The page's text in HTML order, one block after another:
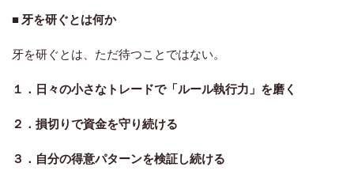
■ 牙を研ぐとは何か
牙を研ぐとは、ただ待つことではない。
１．日々の小さなトレードで「ルール執行力」を磨く
２．損切りで資金を守り続ける
３．自分の得意パターンを検証し続ける